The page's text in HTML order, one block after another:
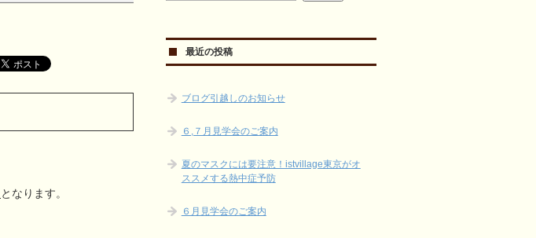
となります。
最近の投稿
ブログ引越しのお知らせ
６,７月見学会のご案内
夏のマスクには要注意！istvillage東京がオ
ススメする熱中症予防
６月見学会のご案内